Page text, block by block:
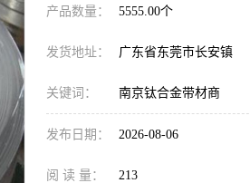
产品数量： 5555.00个
发货地址： 广东省东莞市长安镇
关键词： 南京钛合金带材商
发布日期： 2026-08-06
阅 读 量： 213